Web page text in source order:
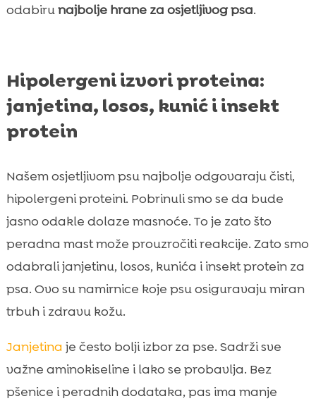
odabirunajbolje hrane za osjetljivog psa.
Hipolergeni izvori proteina:
janjetina, losos, kunić i insekt
protein
Našem osjetljivom psu najbolje odgovaraju čisti,
hipolergeni proteini. Pobrinuli smo se da bude
jasno odakle dolaze masnoće. To je zato što
peradna mast može prouzročiti reakcije. Zato smo
odabrali janjetinu, losos, kunića i insekt protein za
psa. Ovo su namirnice koje psu osiguravaju miran
trbuh i zdravu kožu.
Janjetina je često bolji izbor za pse. Sadrži sve
važne aminokiseline i lako se probavlja. Bez
pšenice i peradnih dodataka, pas ima manje